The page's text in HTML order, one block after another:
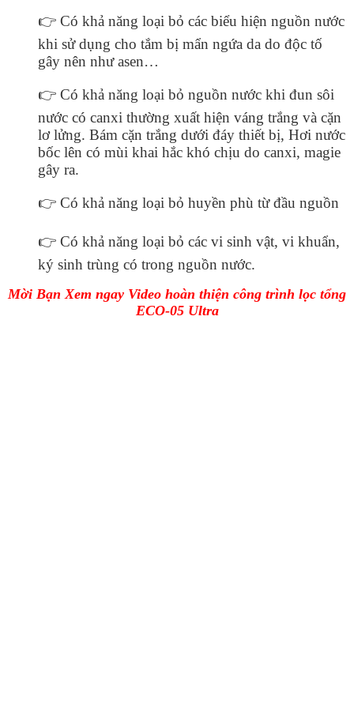
👉 Có khả năng loại bỏ các biểu hiện nguồn nước
khi sử dụng cho tắm bị mẩn ngứa da do độc tố
gây nên như asen…
👉 Có khả năng loại bỏ nguồn nước khi đun sôi
nước có canxi thường xuất hiện váng trắng và cặn
lơ lửng. Bám cặn trắng dưới đáy thiết bị, Hơi nước
bốc lên có mùi khai hắc khó chịu do canxi, magie
gây ra.
👉 Có khả năng loại bỏ huyền phù từ đầu nguồn
👉 Có khả năng loại bỏ các vi sinh vật, vi khuẩn,
ký sinh trùng có trong nguồn nước.
Mời Bạn Xem ngay Video hoàn thiện công trình lọc tổng
ECO-05 Ultra